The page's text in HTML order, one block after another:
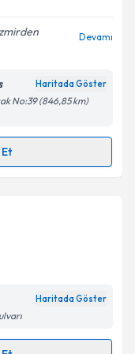
Aydınlatma
belirtilen
Devamı
Haritada Göster
No:39 (846,85 km)
almanız
ile
Haritada Göster